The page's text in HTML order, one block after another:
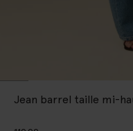
Jean barrel taille mi-